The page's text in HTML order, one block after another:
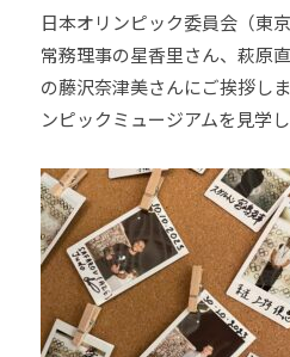
日本オリンピック委員会（東
常務理事の星香里さん、萩原
の藤沢奈津美さんにご挨拶し
ンピックミュージアムを見学し